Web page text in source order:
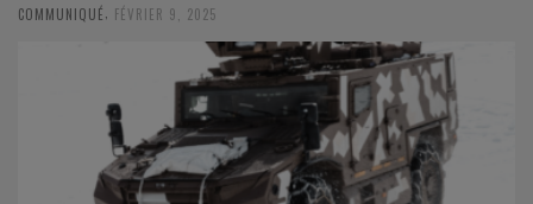
COMMUNIQUÉ FÉVRIER 9, 2025